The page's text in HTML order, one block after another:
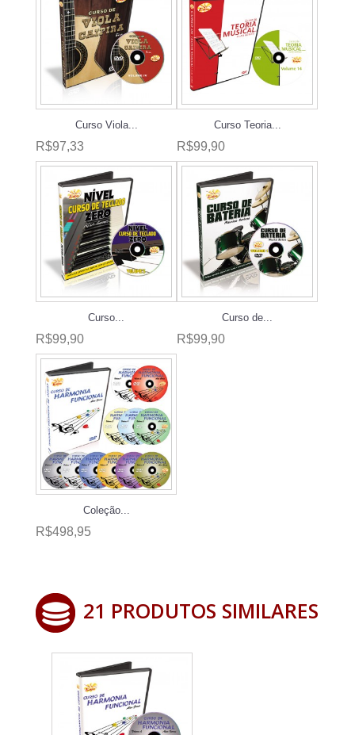
Curso Viola...
R$97,33
Curso Teoria...
R$99,90
Curso...
R$99,90
Curso de...
R$99,90
Coleção...
R$498,95
21 PRODUTOS SIMILARES